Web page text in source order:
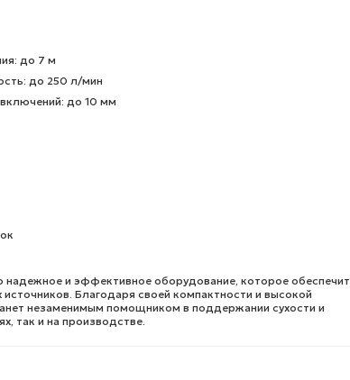
до 7 м
до 250 л/мин
до 10 мм
надежное и эффективное оборудование, которое обеспечит
Благодаря своей компактности и высокой
незаменимым помощником в поддержании сухости и
так и на производстве.